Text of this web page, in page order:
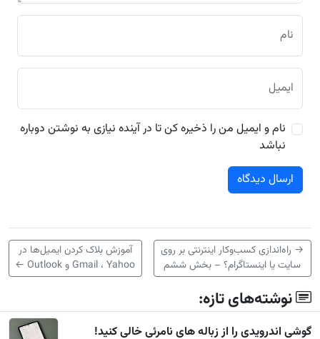
نام
ایمیل
نام و ایمیل من را ذخیره کن تا در آینده نیازی به نوشتن دوباره
نباشد
→ راه‌اندازی کسب‌وکار اینترنتی بر روی
سایت یا اینستاگرام؟ – بخش ششم
آموزش بلاک کردن ایمیل‌ها در
Gmail ، Yahoo و Outlook
←
نوشته‌های تازه:
گوشی اندرویدی را از زباله های نامرئی خالی کنید!